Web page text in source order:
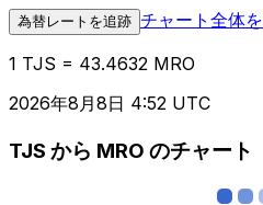
為替レートを追跡 チャート全体
1 TJS = 43.4632 MRO
2026年8月8日 4:52 UTC
TJS から MRO のチャート